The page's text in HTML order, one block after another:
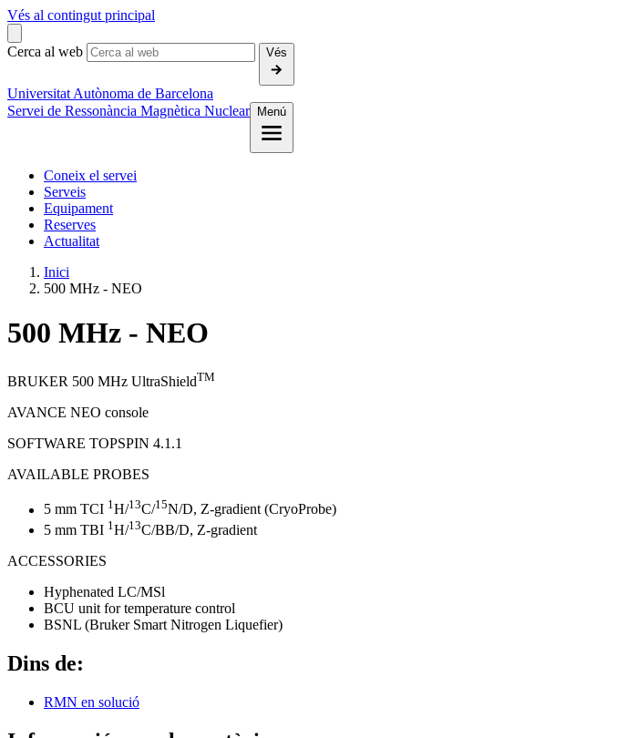
Vés al contingut principal
Cerca al web Vés
Universitat Autònoma de Barcelona
Servei de Ressonància Magnètica Nuclear
Menú
Coneix el servei
Serveis
Equipament
Reserves
Actualitat
Inici
500 MHz - NEO
500 MHz - NEO
BRUKER 500 MHz UltraShieldTM
AVANCE NEO console
SOFTWARE TOPSPIN 4.1.1
AVAILABLE PROBES
5 mm TCI 1H/13C/15N/D, Z-gradient (CryoProbe)
5 mm TBI 1 H/13C/BB/D, Z-gradient
ACCESSORIES
Hyphenated LC/MSl
BCU unit for temperature control
BSNL (Bruker Smart Nitrogen Liquefier)
Dins de:
RMN en solució